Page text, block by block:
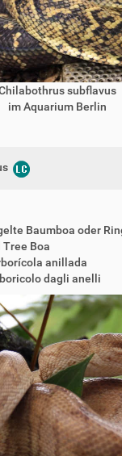
subflavus
im Aquarium Berlin
Baumboa oder
Tree Boa
anillada
dagli anelli